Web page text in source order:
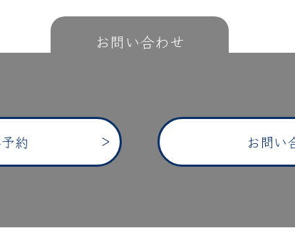
お問い合わせ
約 お問い